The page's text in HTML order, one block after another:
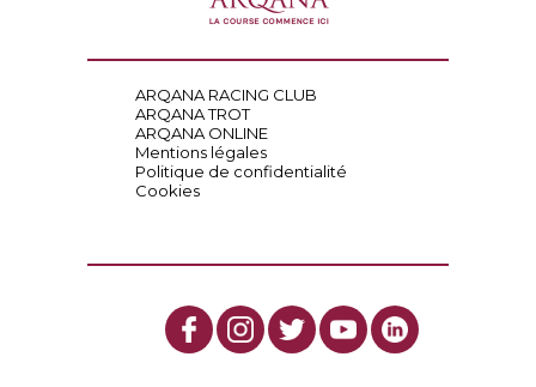
ARQANA RACING CLUB
ARQANA TROT
ARQANA ONLINE
Mentions légales
Politique de confidentialité
Cookies